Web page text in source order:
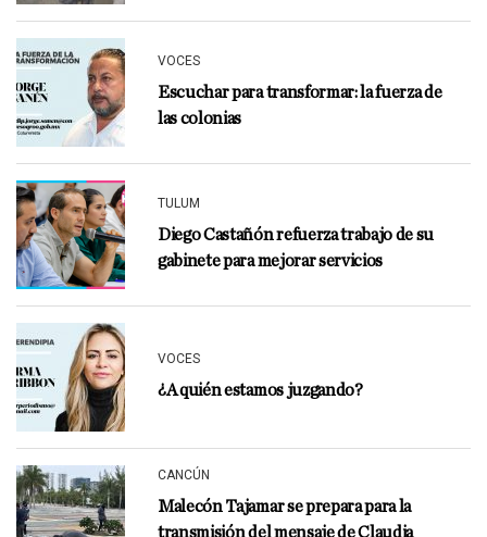
VOCES
Escuchar para transformar: la fuerza de
las colonias
TULUM
Diego Castañón refuerza trabajo de su
gabinete para mejorar servicios
VOCES
¿A quién estamos juzgando?
CANCÚN
Malecón Tajamar se prepara para la
transmisión del mensaje de Claudia